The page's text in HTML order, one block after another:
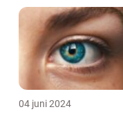
04 juni 2024